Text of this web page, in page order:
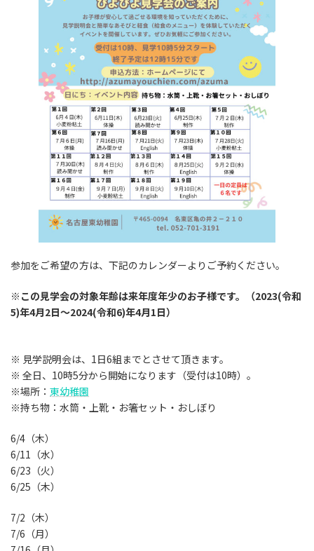
参加をご希望の方は、下記のカレンダーよりご予約ください。
※この見学会の対象年齢は来年度年少のお子様です。（2023(令和
5)年4月2日〜2024(令和6)年4月1日）
※ 見学説明会は、1日6組までとさせて頂きます。
※ 全日、10時5分から開始になります（受付は10時）。
※場所： 東幼稚園
※持ち物：水筒・上靴・お箸セット・おしぼり
6/4（木）
6/11（水）
6/23（火）
6/25（木）
7/2（木）
7/6（月）